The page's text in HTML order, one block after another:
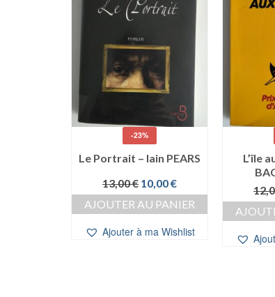
-23%
Le Portrait – Iain PEARS
13,00€ Le
prix
initial
13,00 €.
10,00€Le
prix
actuel
10,00 €.
AJOUTER AU PANIER
Ajouter à ma Wishlist
L’île